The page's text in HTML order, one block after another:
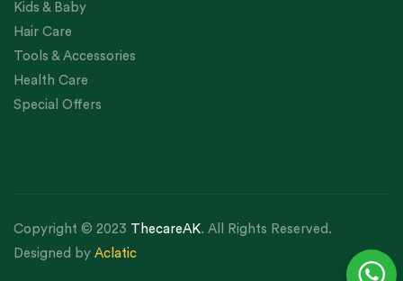
Kids & Baby
Hair Care
Tools & Accessories
Health Care
Special Offers
Copyright © 2023 ThecareAK. All Rights Reserved.
Designed by Aclatic